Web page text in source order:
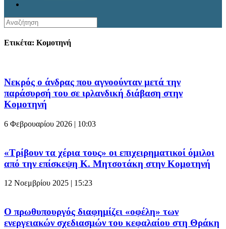
Ετικέτα: Κομοτηνή
Νεκρός ο άνδρας που αγνοούνταν μετά την
παράσυρσή του σε ιρλανδική διάβαση στην
Κομοτηνή
6 Φεβρουαρίου 2026 | 10:03
«Τρίβουν τα χέρια τους» οι επιχειρηματικοί όμιλοι
από την επίσκεψη Κ. Μητσοτάκη στην Κομοτηνή
12 Νοεμβρίου 2025 | 15:23
Ο πρωθυπουργός διαφημίζει «οφέλη» των
ενεργειακών σχεδιασμών του κεφαλαίου στη Θράκη